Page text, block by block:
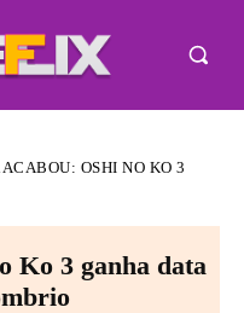
ACABOU: OSHI NO KO 3
Ko 3 ganha data